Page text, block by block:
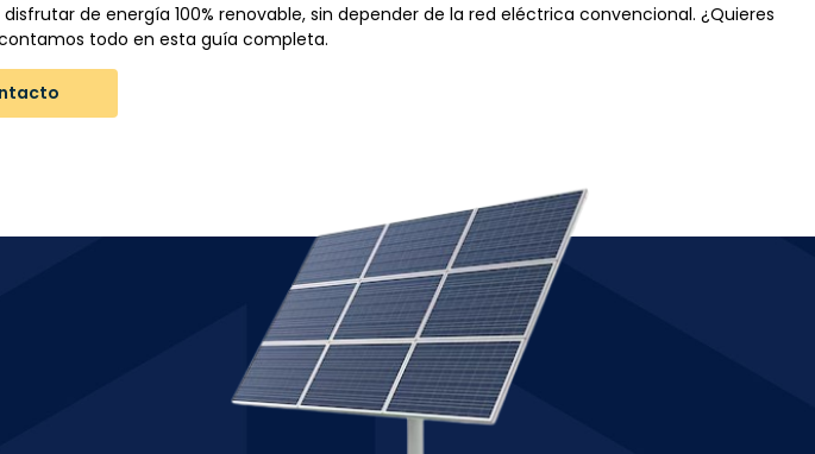
de energía 100% renovable, sin depender de la red eléctrica convencional. ¿Quieres
todo en esta guía completa.